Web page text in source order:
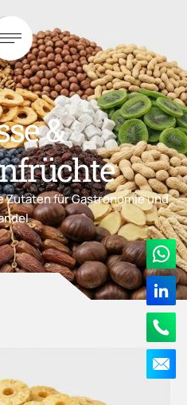
&
Zutaten für Gastronomie und